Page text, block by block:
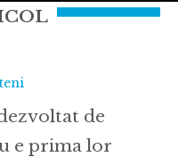
de
e prima lor